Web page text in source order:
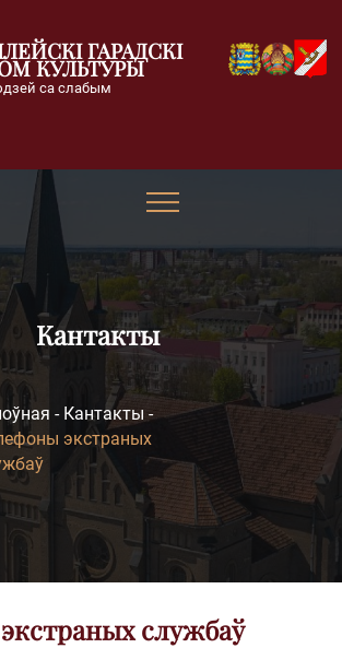
ГАРАДСКІ
КУЛЬТУРЫ
са слабым
Кантакты
- Кантакты -
экстраных
службаў